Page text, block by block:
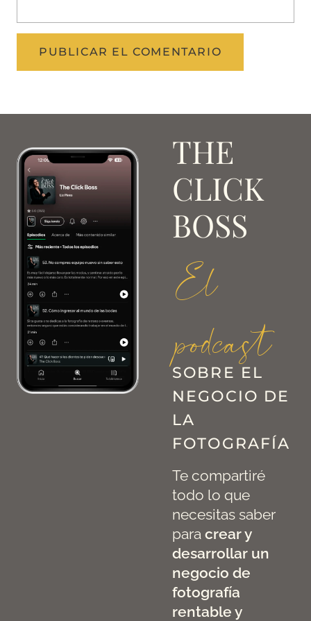
THE
CLICK
BOSS
El
podcast
SOBRE EL
NEGOCIO DE
LA
FOTOGRAFÍA
Te compartiré
todo lo que
necesitas saber
para crear y
desarrollar un
negocio de
fotografía
rentable y